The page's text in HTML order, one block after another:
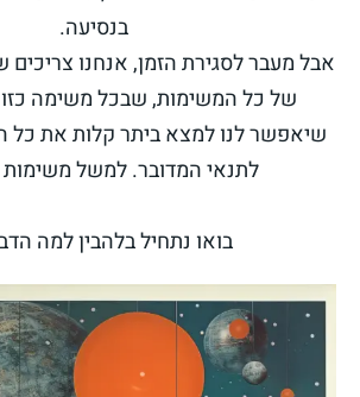
בנסיעה.
אבל מעבר לסגירת הזמן, אנחנו
של כל המשימות, שבכל משימה כזו
שיאפשר לנו למצא ביתר קלות את כל
לתנאי המדובר. למשל משימות
בואו נתחיל בלהבין למה